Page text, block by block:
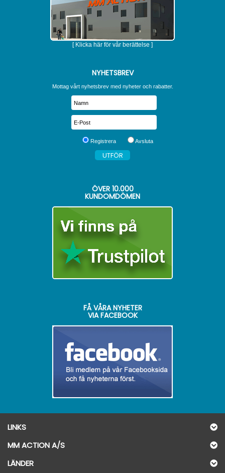
[ Klicka här för vår berättelse ]
NYHETSBREV
Mottag vårt nyhetsbrev med nyheter och rabatter.
Registrera Avsluta
ÖVER 10.000
KUNDOMDÖMEN
FÅ VÅRA NYHETER
VIA FACEBOOK
LINKS
MM ACTION A/S
LÄNDER